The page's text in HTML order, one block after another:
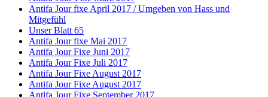
Antifa Jour fixe April 2017 / Umgeben von Hass und
Mitgefühl
Unser Blatt 65
Antifa Jour fixe Mai 2017
Antifa Jour Fixe Juni 2017
Antifa Jour Fixe Juli 2017
Antifa Jour Fixe August 2017
Antifa Jour Fixe August 2017
Antifa Jour Fixe September 2017